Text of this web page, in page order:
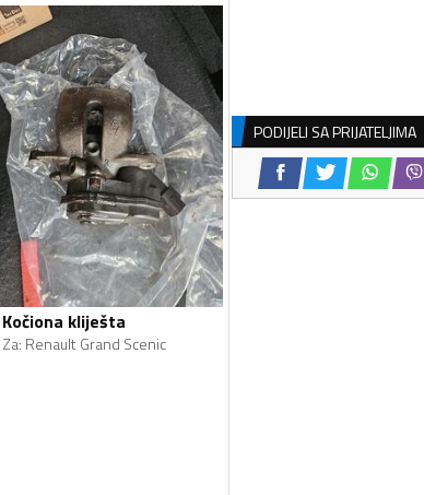
Kočiona kliješta
Za: Renault Grand Scenic
PODIJELI SA PRIJATELJIMA